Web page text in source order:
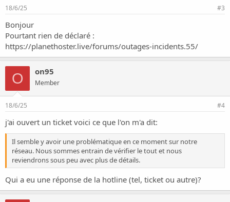
18/6/25 #3
Bonjour
Pourtant rien de déclaré :
https://planethoster.live/forums/outages-incidents.55/
O on95
Member
18/6/25 #4
j'ai ouvert un ticket voici ce que l'on m'a dit:
Il semble y avoir une problématique en ce moment sur notre
réseau. Nous sommes entrain de vérifier le tout et nous
reviendrons sous peu avec plus de détails.
Qui a eu une réponse de la hotline (tel, ticket ou autre)?